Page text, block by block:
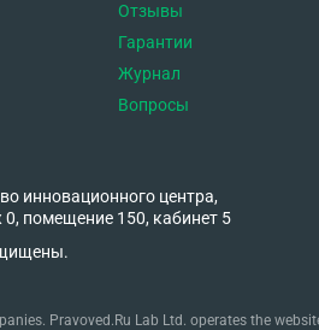
Отзывы
Гарантии
Журнал
Вопросы
инновационного центра,
помещение 150, кабинет 5
Pravoved.Ru Lab Ltd. operates the